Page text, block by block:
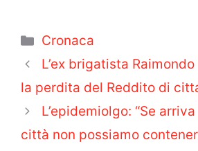
Categorie
Cronaca
L’ex brigatista
la perdita del Reddito di
L’epidemiolgo: “Se
città non possiamo